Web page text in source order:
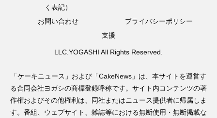
く表記）
お問い合わせ
プライバシーポリシー
支援
LLC.YOGASHI All Rights Reserved.
「ケーキニュース」および「CakeNews」は、本サイトを運営す
る合同会社ヨガシの商標登録呼称です。サイト内コンテンツの著
作権およびその他権利は、同社またはニュース提供者に帰属しま
す。番組、ウェブサイト、雑誌等における無断使用・無断掲載な